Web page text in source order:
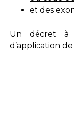
et des
Un décret à
d’application